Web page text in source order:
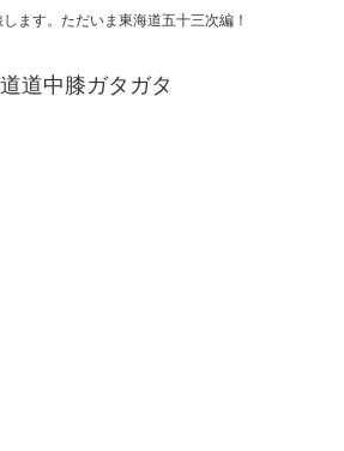
ます。ただいま東海道五十三次編！
道中膝ガタガタ